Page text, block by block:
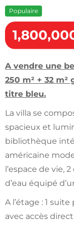
Populaire
A vendre une
250 m² + 32
titre bleu.
La villa se
spacieux et
bibliothèque
américaine
l’espace de vie,
d’eau équipé
A l’étage : 1
avec accès